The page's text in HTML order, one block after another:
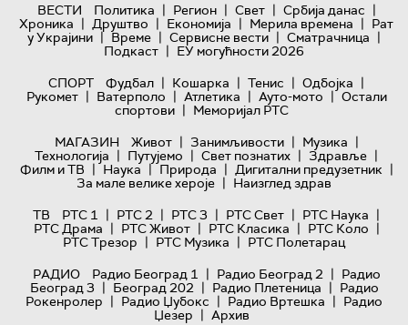
ВЕСТИ Политика | Регион | Свет | Србија данас |
Хроника | Друштво | Економија | Мерила времена | Рат
у Украјини | Време | Сервисне вести | Сматрачница |
Подкаст | ЕУ могућности 2026
СПОРТ
Фудбал | Кошарка | Тенис | Одбојка |
Рукомет | Ватерполо | Атлетика | Ауто-мото | Остали
спортови | Меморијал РТС
МАГАЗИН
Живот | Занимљивости | Музика |
Технологијa | Путујемо | Свет познатих | Здравље |
Филм и ТВ | Наука | Природа | Дигитални предузетник |
За мале велике хероје | Наизглед здрав
ТВ
РТС 1 | РТС 2 | РТС 3 | РТС Свет | РТС Наука |
РТС Драма | РТС Живот | РТС Класика | РТС Коло |
РТС Трезор | РТС Музика | РТС Полетарац
РАДИО
Радио Београд 1 | Радио Београд 2 | Радио
Београд 3 | Београд 202 | Радио Плетеница | Радио
Рокенролер | Радио Џубокс | Радио Вртешка | Радио
Џезер | Архив